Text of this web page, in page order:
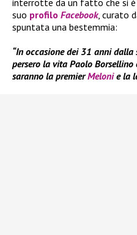
interrotte da un fatto che si
suo profilo Facebook, curato
spuntata una bestemmia:
“In occasione dei 31 anni dalla
persero la vita Paolo
saranno la premierMelonie la